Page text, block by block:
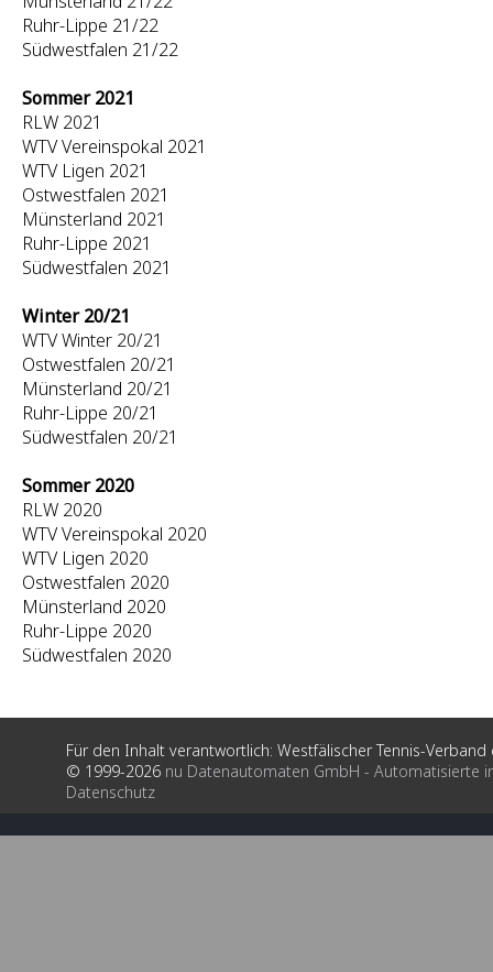
Ruhr-Lippe 21/22
Südwestfalen 21/22
Sommer 2021
RLW 2021
WTV Vereinspokal 2021
WTV Ligen 2021
Ostwestfalen 2021
Münsterland 2021
Ruhr-Lippe 2021
Südwestfalen 2021
Winter 20/21
WTV Winter 20/21
Ostwestfalen 20/21
Münsterland 20/21
Ruhr-Lippe 20/21
Südwestfalen 20/21
Sommer 2020
RLW 2020
WTV Vereinspokal 2020
WTV Ligen 2020
Ostwestfalen 2020
Münsterland 2020
Ruhr-Lippe 2020
Südwestfalen 2020
Für den Inhalt verantwortlich: Westfälischer Tennis-Verband
© 1999-2026 nu Datenautomaten GmbH - Automatisierte
Datenschutz